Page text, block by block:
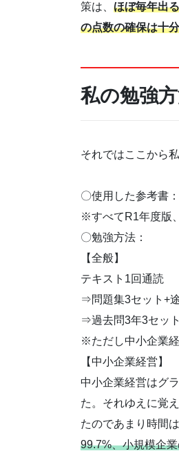
策は、 ほぼ毎年出
の点数の確保は十
私の勉強
それではここから
〇使用した参考書
※すべてR1年度版
〇勉強方法：
【全般】
テキスト1回通読
⇒問題集3セット+
⇒過去問3年3セット
※ただし中小企業
【中小企業経営】
中小企業経営はグ
た。それゆえに覚
たのであまり時間
99.7%、小規模企